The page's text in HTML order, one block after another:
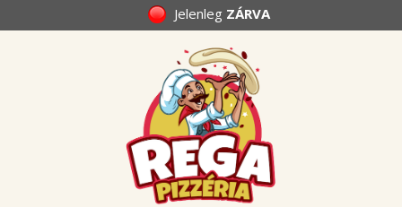
Jelenleg ZÁRVA